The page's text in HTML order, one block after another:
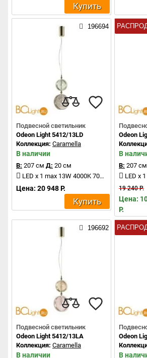
Купить
196694
Подвесной светильник
Odeon Light 5412/13LD
Коллекция: Caramella
В наличии
В: 207 см Д: 20 см
LED x 1 max 13W 4000K 700Lm
Цена: 20 948 Р.
Купить
Odeon
В
В: 207 см
LED x 1
19 240 Р.
Цена:
Р.
196692
Подвесной светильник
Odeon Light 5412/13LA
Коллекция: Caramella
В наличии
Odeon
В